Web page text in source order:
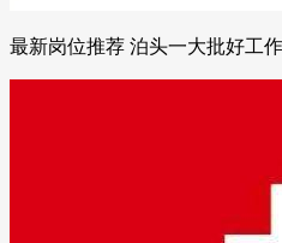
最新岗位推荐 泊头一大批好工